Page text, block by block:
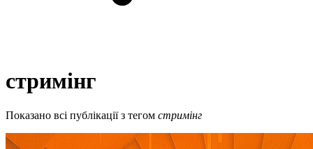
стримінг
Показано всі публікації з тегом стримінг